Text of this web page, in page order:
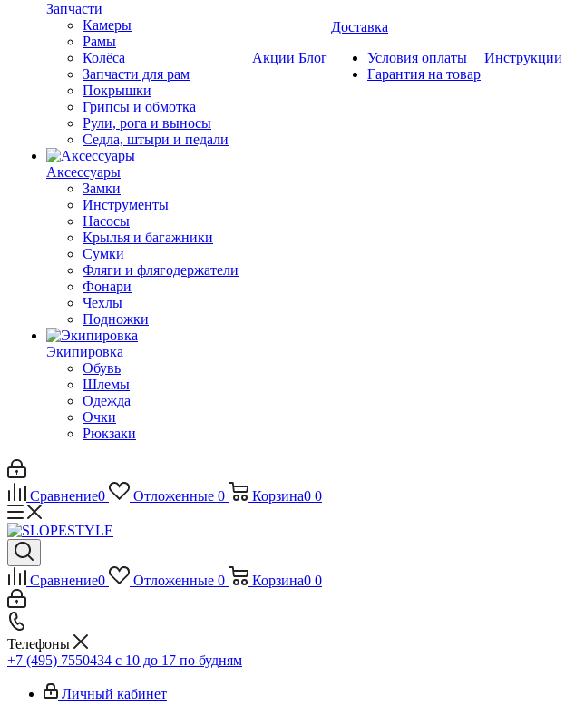
Запчасти
Камеры
Рамы
Колёса
Запчасти для рам
Покрышки
Грипсы и обмотка
Рули, рога и выносы
Седла, штыри и педали
Аксессуары
Замки
Инструменты
Насосы
Крылья и багажники
Сумки
Фляги и флягодержатели
Фонари
Чехлы
Подножки
Экипировка
Обувь
Шлемы
Одежда
Очки
Рюкзаки
Акции Блог
Доставка
Условия оплаты
Гарантия на товар
Инструкции
Сравнение0 Отложенные 0 Корзина0 0
Сравнение0 Отложенные 0 Корзина0 0
Телефоны
+7 (495) 7550434 с 10 до 17 по будням
Личный кабинет